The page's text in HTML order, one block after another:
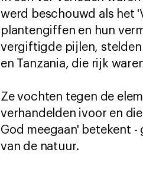
werd beschouwd als het
plantengiffen en hun
vergiftigde pijlen, stelden
en Tanzania, die rijk
Ze vochten tegen de
verhandelden ivoor en
God meegaan' betekent
van de natuur.